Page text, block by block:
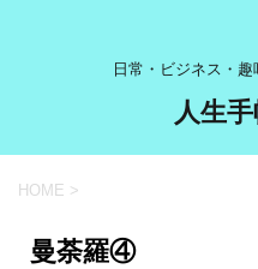
日常・ビジネス・
人生
HOME >
曼荼羅④